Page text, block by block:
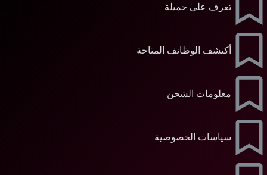
تعرف على جميلة
أكتشف الوظائف المتاحة
معلومات الشحن
سياسات الخصوصية